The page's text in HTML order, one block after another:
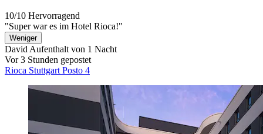
10/10 Hervorragend
"Super war es im Hotel Rioca!"
Weniger
David Aufenthalt von 1 Nacht
Vor 3 Stunden gepostet
Rioca Stuttgart Posto 4